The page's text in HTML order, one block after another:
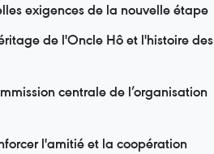
exigences de la nouvelle étape
de l'Oncle Hô et l'histoire des
centrale de l’organisation
l'amitié et la coopération